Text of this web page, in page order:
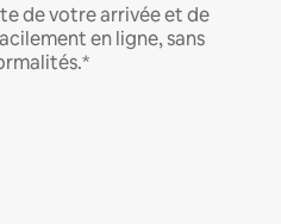
de votre arrivée et de
en ligne, sans